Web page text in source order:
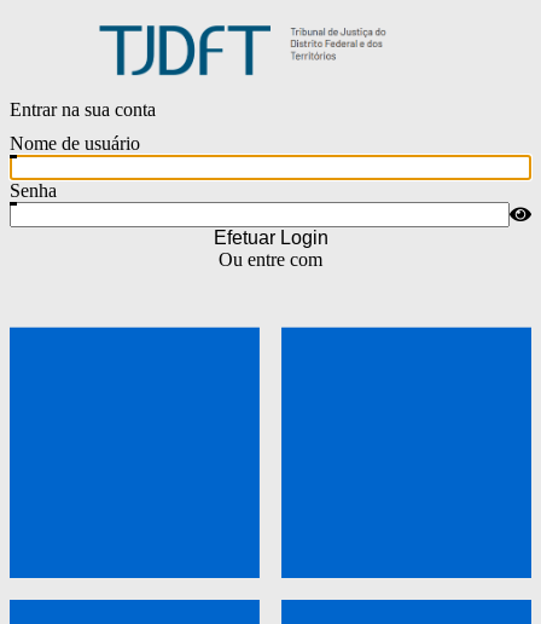
Entrar na sua conta
Nome de usuário
Senha
Efetuar Login
Ou entre com